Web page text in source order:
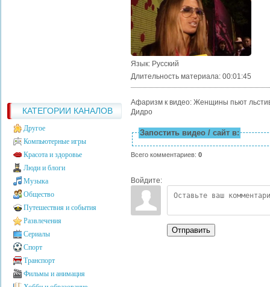
КАТЕГОРИИ КАНАЛОВ
Другое
Компьютерные игры
Красота и здоровье
Люди и блоги
Музыка
Общество
Путешествия и события
Развлечения
Сериалы
Спорт
Транспорт
Фильмы и анимация
Язык: Русский
Длительность материала: 00:01:45
Афаризм к видео: Женщины пьют
Дидро
Запостить видео / сайт в:
Всего комментариев: 0
Войдите:
Отправить